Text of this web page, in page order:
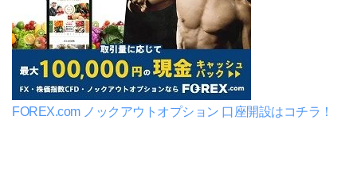
FOREX.com ノックアウトオプション 口座開設はコチラ！